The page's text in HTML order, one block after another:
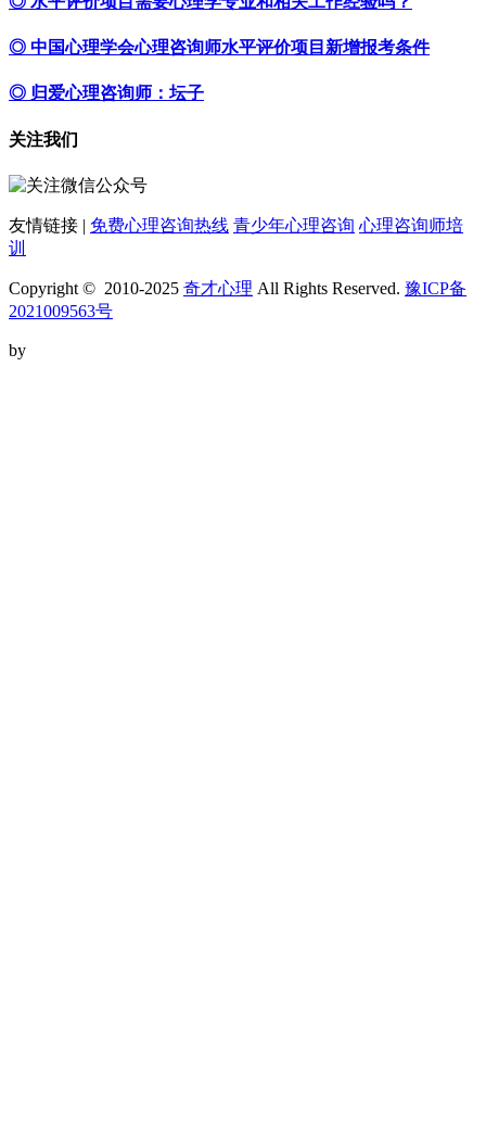
◎ 中国心理学会心理咨询师水平评价项目新增报考条件
◎ 归爱心理咨询师：坛子
关注我们
友情链接 | 免费心理咨询热线 青少年心理咨询 心理咨询师培
训
Copyright © 2010-2025 奇才心理 All Rights Reserved. 豫ICP备
2021009563号
by